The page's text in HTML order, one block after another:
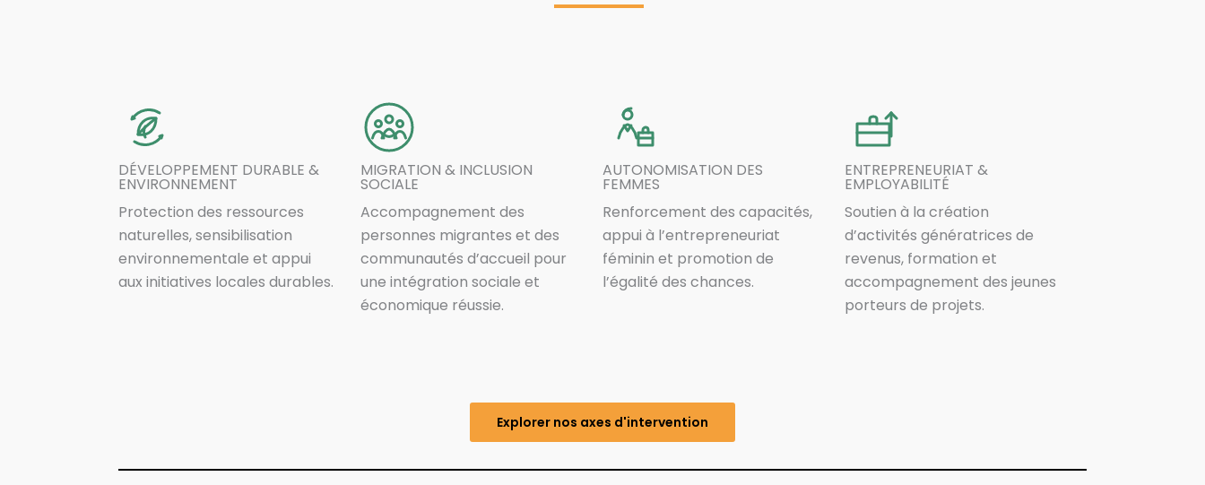
DÉVELOPPEMENT DURABLE &
ENVIRONNEMENT
Protection des ressources
naturelles, sensibilisation
environnementale et appui
aux initiatives locales durables.
MIGRATION & INCLUSION
SOCIALE
Accompagnement des
personnes migrantes et des
communautés d’accueil pour
une intégration sociale et
économique réussie.
AUTONOMISATION DES
FEMMES
Renforcement des capacités,
appui à l’entrepreneuriat
féminin et promotion de
l’égalité des chances.
ENTREPRENEURIAT &
EMPLOYABILITÉ
Soutien à la création
d’activités génératrices de
revenus, formation et
accompagnement des jeunes
porteurs de projets.
Explorer nos axes d'intervention